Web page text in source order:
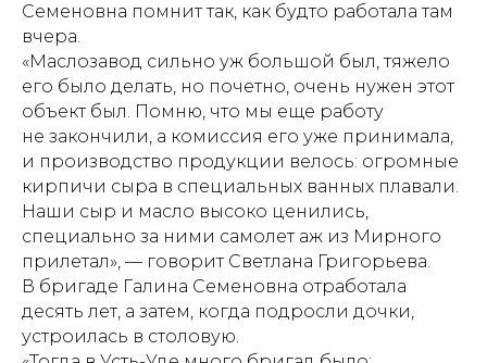
Семеновна помнит так, как будто работала там
вчера.
«Маслозавод сильно уж большой был, тяжело
его было делать, но почетно, очень нужен этот
объект был. Помню, что мы еще работу
не закончили, а комиссия его уже принимала,
и производство продукции велось: огромные
кирпичи сыра в специальных ванных плавали.
Наши сыр и масло высоко ценились,
специально за ними самолет аж из Мирного
прилетал», — говорит Светлана Григорьева.
В бригаде Галина Семеновна отработала
десять лет, а затем, когда подросли дочки,
устроилась в столовую.